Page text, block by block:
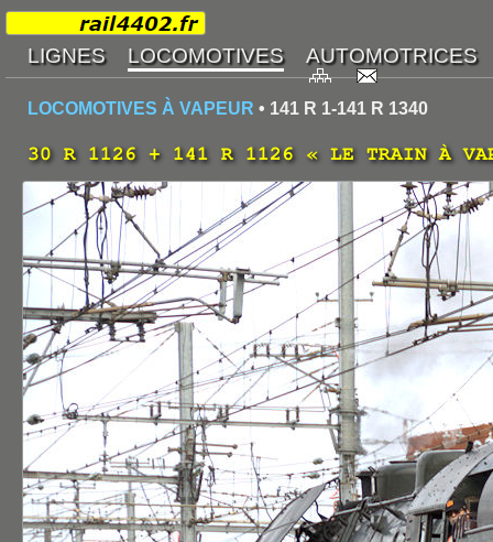
LOCOMOTIVES À VAPEUR • 141 R 1-141 R 1340
30 R 1126 + 141 R 1126 « LE TRAIN À